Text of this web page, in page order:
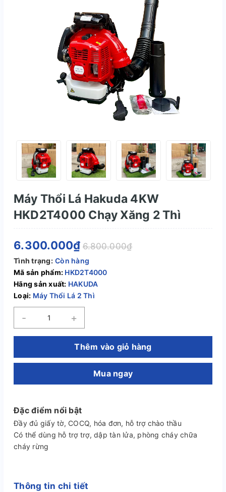
Máy Thổi Lá Hakuda 4KW
HKD2T4000 Chạy Xăng 2 Thì
6.300.000₫ 6.800.000₫
Tình trạng: Còn hàng
Mã sản phẩm: HKD2T4000
Hãng sản xuất: HAKUDA
Loại: Máy Thổi Lá 2 Thì
- +
Thêm vào giỏ hàng
Mua ngay
Đặc điểm nổi bật
Đầy đủ giấy tờ, COCQ, hóa đơn, hỗ trợ chào thầu
Có thể dùng hỗ trợ trợ, dập tàn lửa, phòng cháy chữa
cháy rừng
Thông tin chi tiết